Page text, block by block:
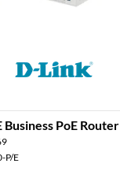
PoE Router
P/E